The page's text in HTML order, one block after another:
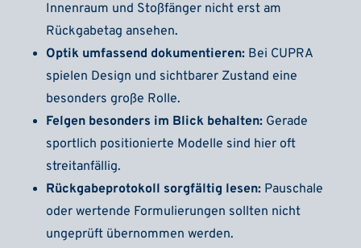
Innenraum und Stoßfänger nicht erst am
Rückgabetag ansehen.
Optik umfassend dokumentieren:Bei CUPRA
spielen Design und sichtbarer Zustand eine
besonders große Rolle.
Felgen besonders im Blick behalten:Gerade
sportlich positionierte Modelle sind hier oft
streitanfällig.
Rückgabeprotokoll sorgfältig lesen:Pauschale
oder wertende Formulierungen sollten nicht
ungeprüft übernommen werden.